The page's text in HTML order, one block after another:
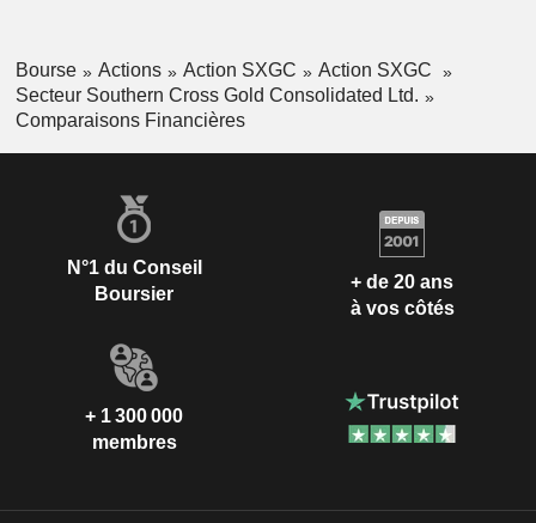
Bourse Actions Action SXGC
Action SXGC
Secteur Southern Cross Gold Consolidated Ltd.
Comparaisons Financières
N°1 du Conseil
Boursier
+ de 20 ans
à vos côtés
+ 1 300 000
membres